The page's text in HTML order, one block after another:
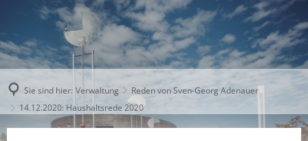
Sie sind hier: Verwaltung
Reden von Sven-Georg Adenauer
14.12.2020: Haushaltsrede 2020